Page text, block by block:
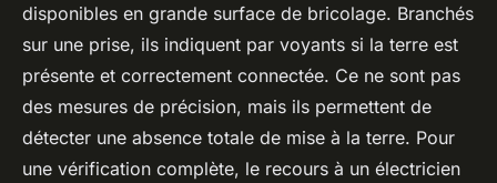
disponibles en grande surface de bricolage. Branchés
sur une prise, ils indiquent par voyants si la terre est
présente et correctement connectée. Ce ne sont pas
des mesures de précision, mais ils permettent de
détecter une absence totale de mise à la terre. Pour
une vérification complète, le recours à un électricien